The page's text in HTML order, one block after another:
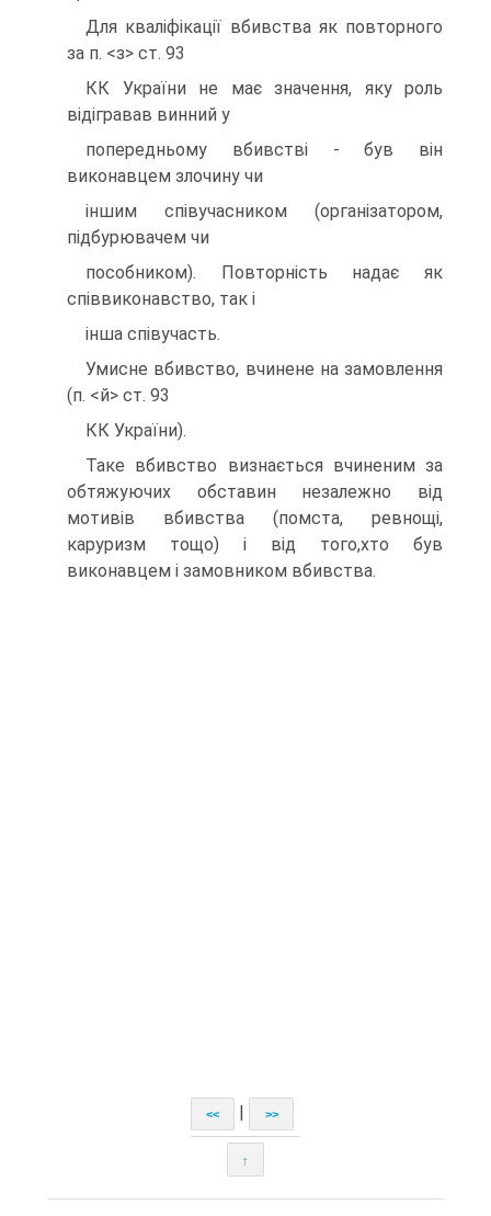
Для квалiфiкацiї вбивства як повторного
за п. <з> ст. 93
КК України не має значення, яку роль
вiдiгравав винний у
попередньому вбивствi - був вiн
виконавцем злочину чи
iншим спiвучасником (органiзатором,
пiдбурювачем чи
пособником). Повторнiсть надає як
спiввиконавство, так i
iнша спiвучасть.
Умисне вбивство, вчинене на замовлення
(п. <й> ст. 93
КК України).
Таке вбивство визнається вчиненим за
обтяжуючих обставин незалежно вiд
мотивiв вбивства (помста, ревнощi,
каруризм тощо) i вiд того,хто був
виконавцем i замовником вбивства.
<< >>
↑